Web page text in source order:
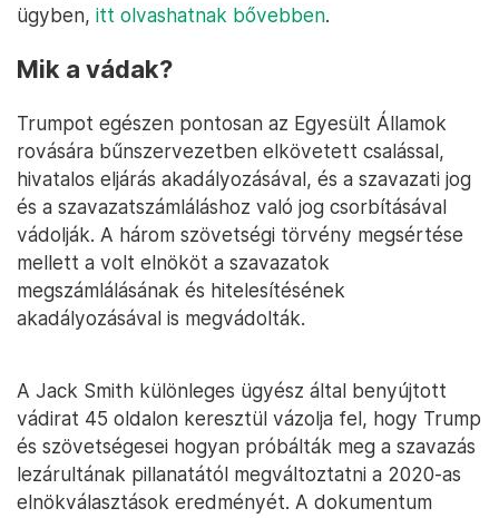
ügyben, itt olvashatnak bővebben.
Mik a vádak?
Trumpot egészen pontosan az Egyesült Államok
rovására bűnszervezetben elkövetett csalással,
hivatalos eljárás akadályozásával, és a szavazati jog
és a szavazatszámláláshoz való jog csorbításával
vádolják. A három szövetségi törvény megsértése
mellett a volt elnököt a szavazatok
megszámlálásának és hitelesítésének
akadályozásával is megvádolták.
A Jack Smith különleges ügyész által benyújtott
vádirat 45 oldalon keresztül vázolja fel, hogy Trump
és szövetségesei hogyan próbálták meg a szavazás
lezárultának pillanatától megváltoztatni a 2020-as
elnökválasztások eredményét. A dokumentum